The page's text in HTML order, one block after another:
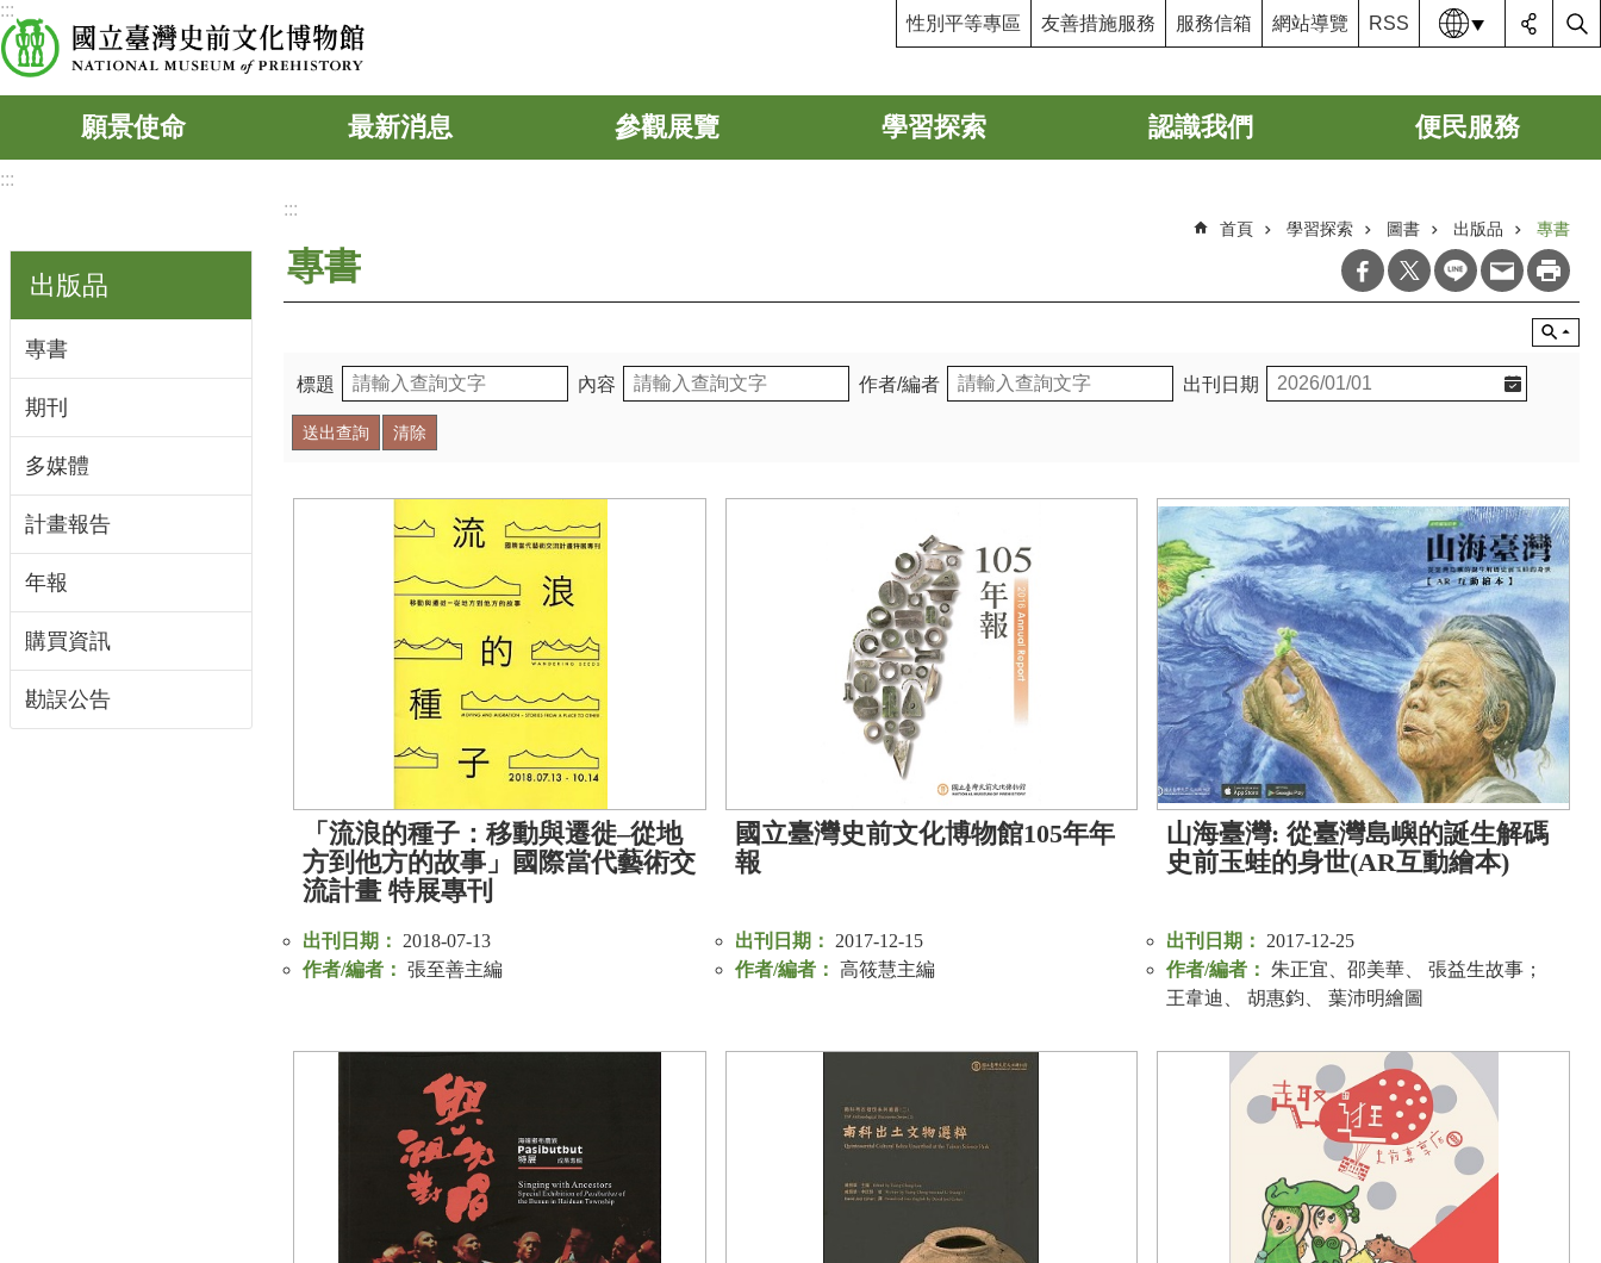
跳到主要內容區塊
:::
性別平等專區 友善措施服務 服務信箱 網站導覽 RSS 語系
願景使命 最新消息 參觀展覽 學習探索 認識我們 便民服務
:::
出版品
專書
期刊
多媒體
計畫報告
年報
購買資訊
勘誤公告
:::
首頁 學習探索 圖書 出版品 專書
專書
標題 內容 作者/編者 出刊日期
「流浪的種子：移動與遷徙–從地
方到他方的故事」國際當代藝術交
流計畫 特展專刊
出刊日期：
2018-07-13
作者/編者： 張至善主編
國立臺灣史前文化博物館105年年
報
出刊日期：
2017-12-15
作者/編者： 高筱慧主編
山海臺灣: 從臺灣島嶼的誕生解碼
史前玉蛙的身世(AR互動繪本)
出刊日期：
2017-12-25
作者/編者：
朱正宜、邵美華、 張益生故事；
王韋迪、 胡惠鈞、 葉沛明繪圖